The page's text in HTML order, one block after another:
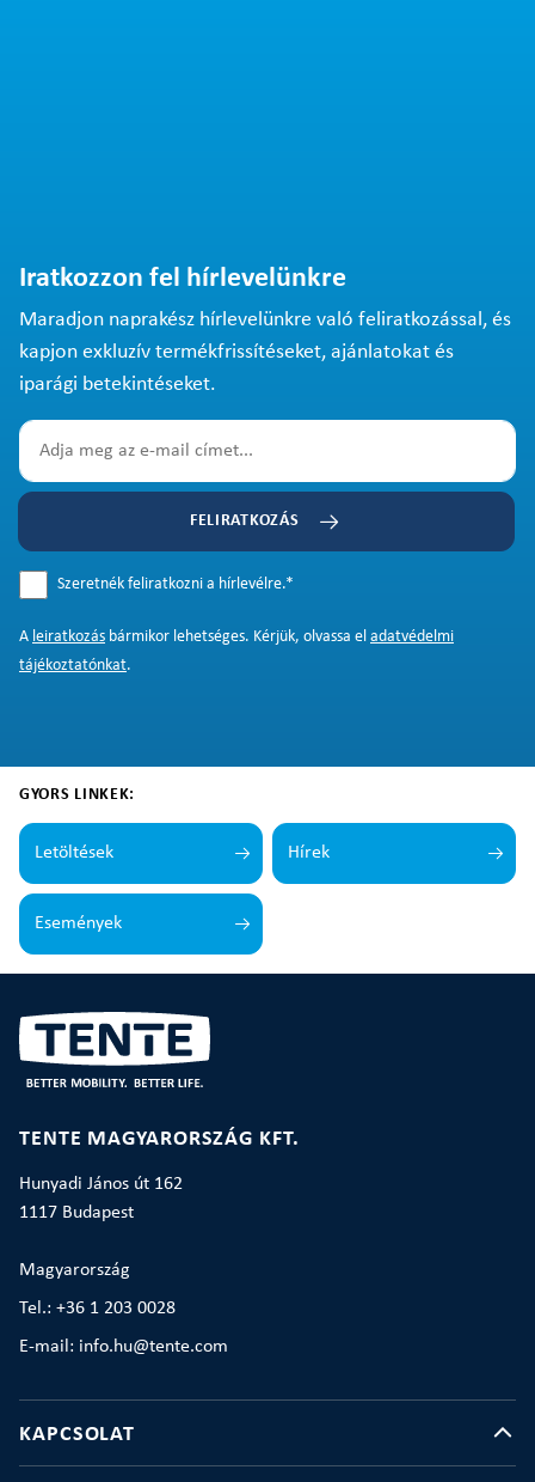
Iratkozzon fel hírlevelünkre
Maradjon naprakész hírlevelünkre való feliratkozással, és
kapjon exkluzív termékfrissítéseket, ajánlatokat és
iparági betekintéseket.
FELIRATKOZÁS
Szeretnék feliratkozni a hírlevélre.*
A leiratkozás bármikor lehetséges. Kérjük, olvassa el adatvédelmi
tájékoztatónkat.
GYORS LINKEK:
Letöltések Hírek
Események
TENTE MAGYARORSZÁG KFT.
Hunyadi János út 162
1117 Budapest
Magyarország
Tel.: +36 1 203 0028
E-mail: info.hu@tente.com
KAPCSOLAT